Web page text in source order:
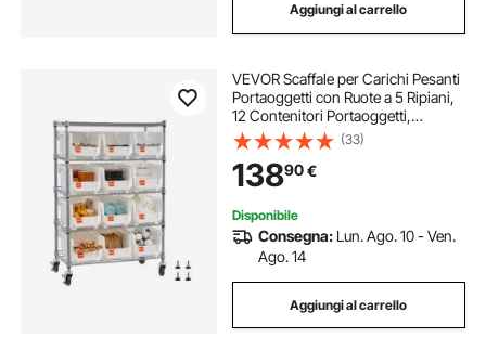
Aggiungi al carrello
VEVOR Scaffale per Carichi Pesanti
Portaoggetti con Ruote a 5 Ripiani,
12 Contenitori Portaoggetti,
Sistema di Scaffalature in Filo
d'Acciaio, per Garage, Magazzino,
Ufficio, Ristorante, Aula, Cucina
(33)
13890€
Disponibile
Consegna: Lun. Ago. 10 - Ven.
Ago. 14
Aggiungi al carrello